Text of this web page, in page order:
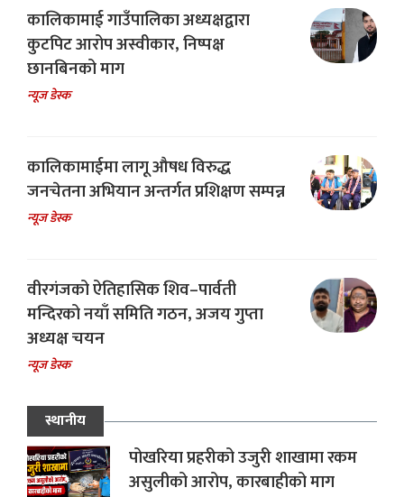
कालिकामाई गाउँपालिका अध्यक्षद्वारा
कुटपिट आरोप अस्वीकार, निष्पक्ष
छानबिनको माग
न्यूज डेस्क
कालिकामाईमा लागू औषध विरुद्ध
जनचेतना अभियान अन्तर्गत प्रशिक्षण सम्पन्न
न्यूज डेस्क
वीरगंजको ऐतिहासिक शिव–पार्वती
मन्दिरको नयाँ समिति गठन, अजय गुप्ता
अध्यक्ष चयन
न्यूज डेस्क
स्थानीय
पोखरिया प्रहरीको उजुरी शाखामा रकम
असुलीको आरोप, कारबाहीको माग